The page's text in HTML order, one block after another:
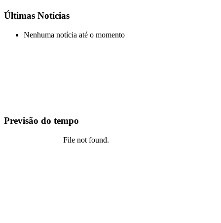
Últimas Notícias
Nenhuma notícia até o momento
Previsão do tempo